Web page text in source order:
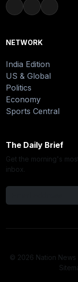
NETWORK
India Edition
US & Global
Politics
Economy
Sports Central
The Daily Brief
Get the morning's
inbox.
© 2026 Nation News